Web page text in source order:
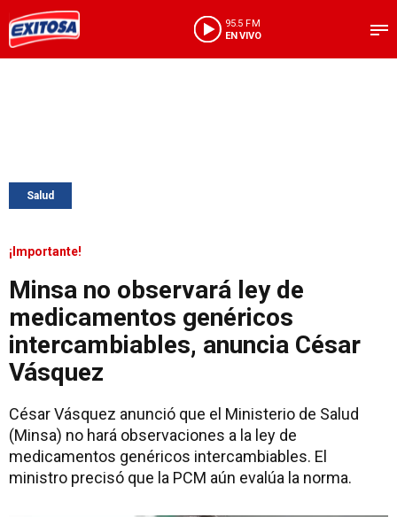
95.5 FM
EN VIVO
Salud
¡Importante!
Minsa no observará ley de
medicamentos genéricos
intercambiables, anuncia César
Vásquez
César Vásquez anunció que el Ministerio de Salud
(Minsa) no hará observaciones a la ley de
medicamentos genéricos intercambiables. El
ministro precisó que la PCM aún evalúa la norma.